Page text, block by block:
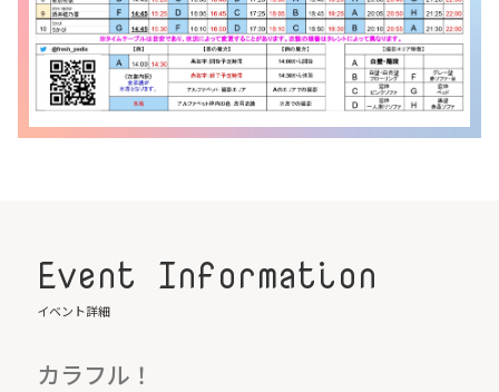
Event Information
イベント詳細
カラフル！